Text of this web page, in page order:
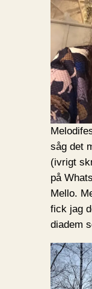
såg det
(ivrigt
på
Mello.
fick jag
diadem